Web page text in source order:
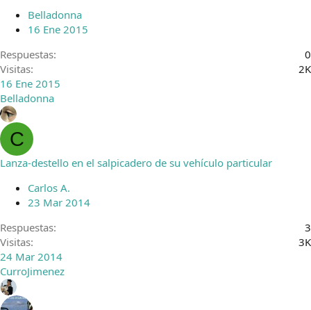
Belladonna
16 Ene 2015
Respuestas
0
Visitas
2K
16 Ene 2015
Belladonna
C
Lanza-destello en el salpicadero de su vehículo particular
Carlos A.
23 Mar 2014
Respuestas
3
Visitas
3K
24 Mar 2014
CurroJimenez